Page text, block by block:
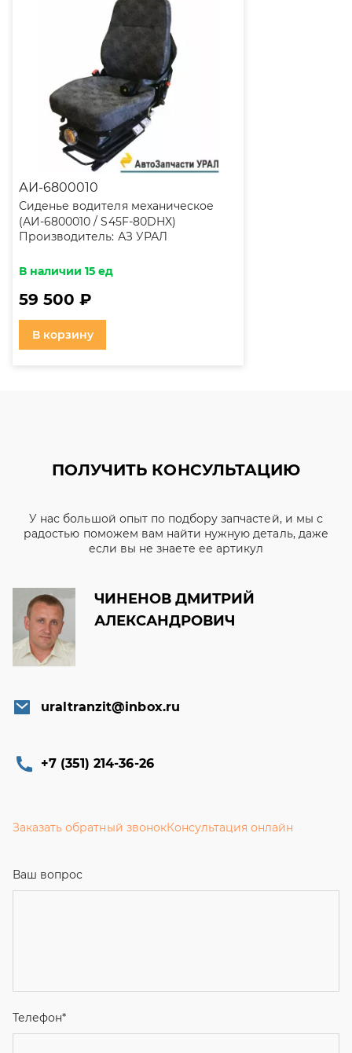
АИ-6800010
Сиденье водителя механическое
(АИ-6800010 / S45F-80DHX)
Производитель: АЗ УРАЛ
В наличии 15 ед
59 500 ₽
В корзину
ПОЛУЧИТЬ КОНСУЛЬТАЦИЮ
У нас большой опыт по подбору запчастей, и мы с
радостью поможем вам найти нужную деталь, даже
если вы не знаете ее артикул
ЧИНЕНОВ ДМИТРИЙ
АЛЕКСАНДРОВИЧ
uraltranzit@inbox.ru
+7 (351) 214-36-26
Заказать обратный звонокКонсультация онлайн
Ваш вопрос